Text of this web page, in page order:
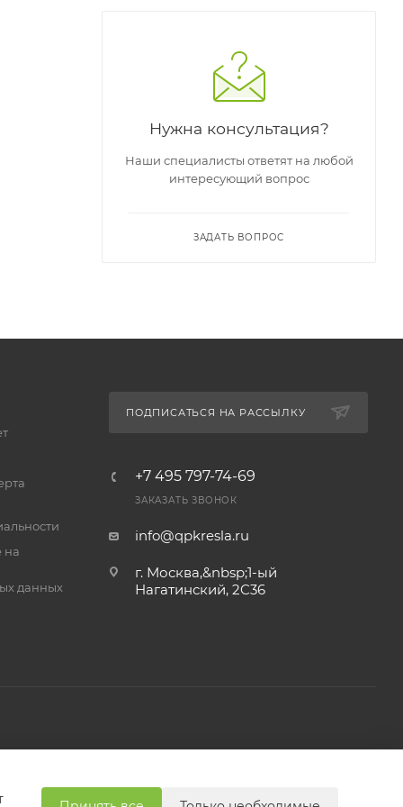
его
лиц —
Нужна консультация?
Наши специалисты ответят на любой
интересующий вопрос
ЗАДАТЬ ВОПРОС
на
данных
ПОДПИСАТЬСЯ НА РАССЫЛКУ
+7 495 797-74-69
ЗАКАЗАТЬ ЗВОНОК
info@qpkresla.ru
г. Москва,&nbsp;1-ый
Нагатинский, 2C36